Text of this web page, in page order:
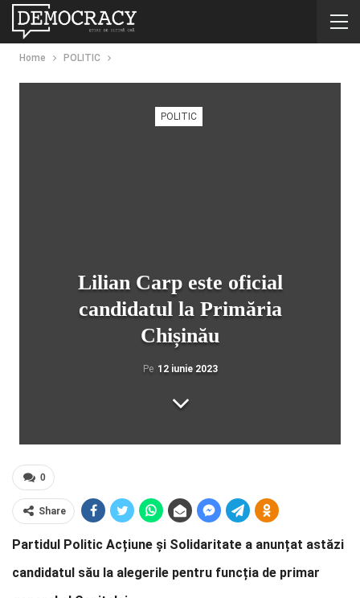
Home POLITIC
POLITIC
Lilian Carp este oficial
candidatul la Primăria
Chișinău
Pe 12 iunie 2023
0
Share
Partidul Politic Acțiune și Solidaritate a anunțat astăzi
candidatul său la alegerile pentru funcția de primar